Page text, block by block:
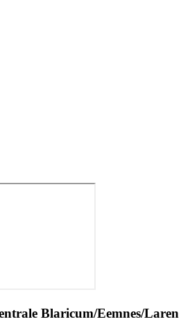
Blaricum/Eemnes/Laren